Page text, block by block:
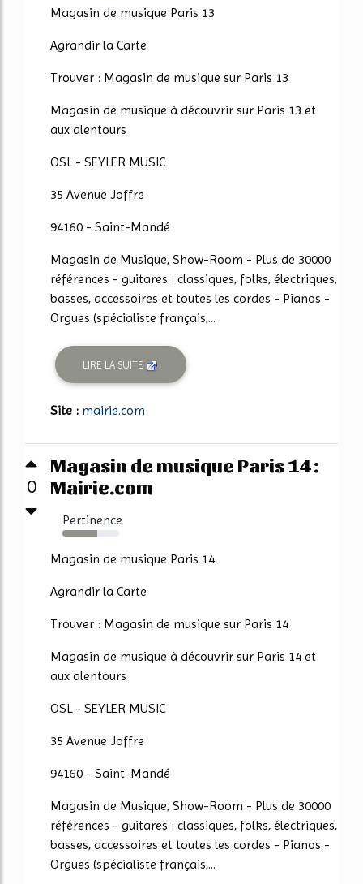
Magasin de musique Paris 13
Agrandir la Carte
Trouver : Magasin de musique sur Paris 13
Magasin de musique à découvrir sur Paris 13 et
aux alentours
OSL - SEYLER MUSIC
35 Avenue Joffre
94160 - Saint-Mandé
Magasin de Musique, Show-Room - Plus de 30000
références - guitares : classiques, folks, électriques,
basses, accessoires et toutes les cordes - Pianos -
Orgues (spécialiste français,...
LIRE LA SUITE
Site : mairie.com
0
Magasin de musique Paris 14 :
Mairie.com
Pertinence
62%
Magasin de musique Paris 14
Agrandir la Carte
Trouver : Magasin de musique sur Paris 14
Magasin de musique à découvrir sur Paris 14 et
aux alentours
OSL - SEYLER MUSIC
35 Avenue Joffre
94160 - Saint-Mandé
Magasin de Musique, Show-Room - Plus de 30000
références - guitares : classiques, folks, électriques,
basses, accessoires et toutes les cordes - Pianos -
Orgues (spécialiste français,...